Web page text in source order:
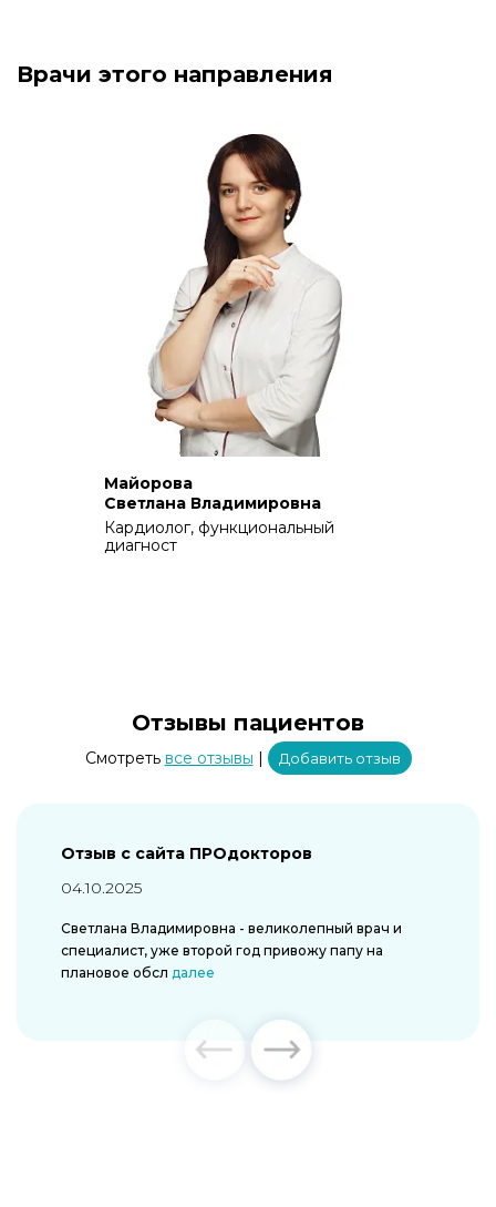
Врачи этого направления
Майорова
Светлана Владимировна
Кардиолог, функциональный
диагност
Отзывы пациентов
Cмотреть все отзывы | Добавить отзыв
Отзыв с сайта ПРОдокторов
04.10.2025
Светлана Владимировна - великолепный врач и
специалист, уже второй год привожу папу на
плановое обсл далее